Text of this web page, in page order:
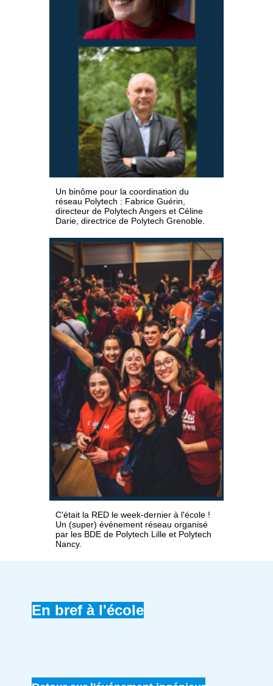
Un binôme pour la coordination du
réseau Polytech : Fabrice Guérin,
directeur de Polytech Angers et Céline
Darie, directrice de Polytech Grenoble.
C'était la RED le week-dernier à l'école !
Un (super) événement réseau organisé
par les BDE de Polytech Lille et Polytech
Nancy.
En bref à l'école